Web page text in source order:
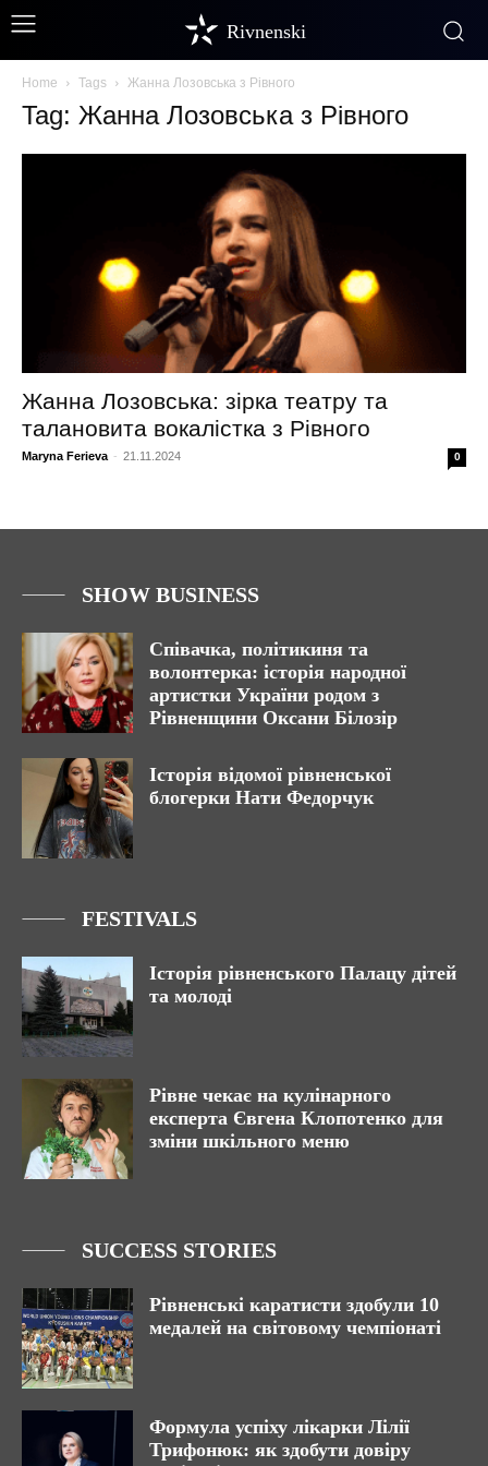
Rivnenski
Home Tags Жанна Лозовська з Рівного
Tag: Жанна Лозовська з Рівного
Жанна Лозовська: зірка театру та
талановита вокалістка з Рівного
Maryna Ferieva - 21.11.2024 0
SHOW BUSINESS
Співачка, політикиня та
волонтерка: історія народної
артистки України родом з
Рівненщини Оксани Білозір
Історія відомої рівненської
блогерки Нати Федорчук
FESTIVALS
Історія рівненського Палацу дітей
та молоді
Рівне чекає на кулінарного
експерта Євгена Клопотенко для
зміни шкільного меню
SUCCESS STORIES
Рівненські каратисти здобули 10
медалей на світовому чемпіонаті
Формула успіху лікарки Лілії
Трифонюк: як здобути довіру